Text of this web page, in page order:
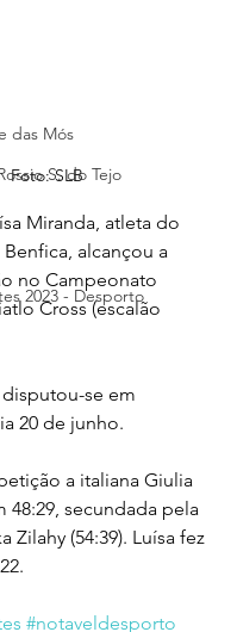
das Mós
S. do Tejo
2023 - Desporto
Foto: SLB
Miranda, atleta do
alcançou a
no Campeonato
Cross (escalão
se em
20 de junho.
a italiana Giulia
48:29, secundada pela
Zilahy (54:39). Luísa fez
#notaveldesporto